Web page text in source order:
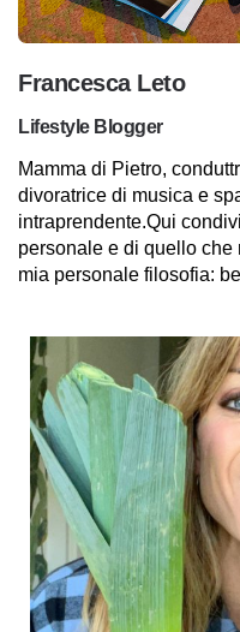
Francesca Leto
Lifestyle Blogger
Mamma di Pietro,
divoratrice di musica e
intraprendente.Qui
personale e di quello che
mia personale filosofia: